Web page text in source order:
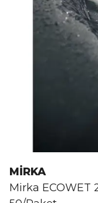
MİRKA
Mirka ECOWET